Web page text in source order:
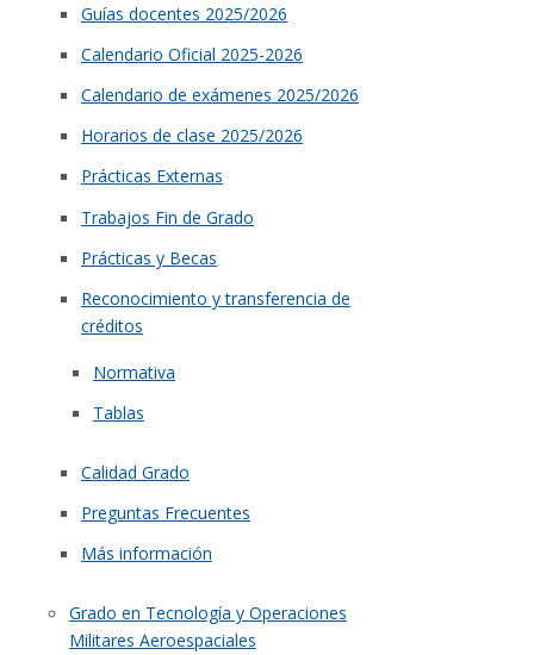
Guías docentes 2025/2026
Calendario Oficial 2025-2026
Calendario de exámenes 2025/2026
Horarios de clase 2025/2026
Prácticas Externas
Trabajos Fin de Grado
Prácticas y Becas
Reconocimiento y transferencia de
créditos
Normativa
Tablas
Calidad Grado
Preguntas Frecuentes
Más información
Grado en Tecnología y Operaciones
Militares Aeroespaciales